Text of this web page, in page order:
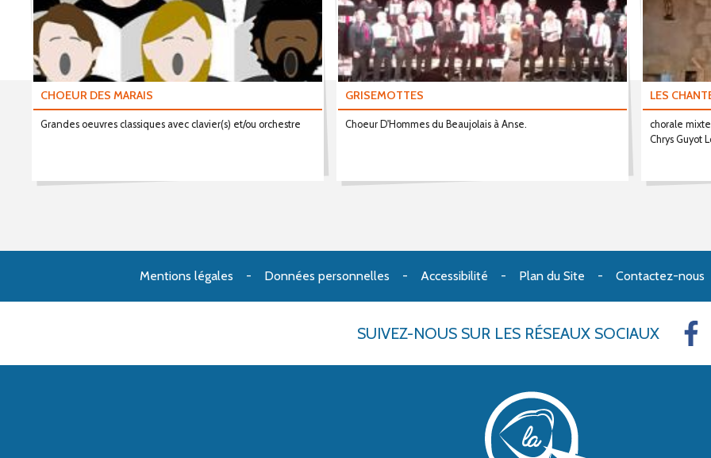
CHOEUR DES MARAIS
Grandes oeuvres classiques avec clavier(s) et/ou orchestre
GRISEMOTTES
Choeur D'Hommes du Beaujolais à Anse.
LES
chorale
Chrys Guyot
Mentions légales Données personnelles Accessibilité Plan du Site Contactez-nous
SUIVEZ-NOUS SUR LES RÉSEAUX SOCIAUX